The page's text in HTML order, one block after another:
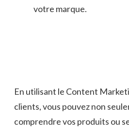
votre‌ marque.
En utilisant le Content
clients, vous pouvez ⁤non
comprendre ‌vos produits ou